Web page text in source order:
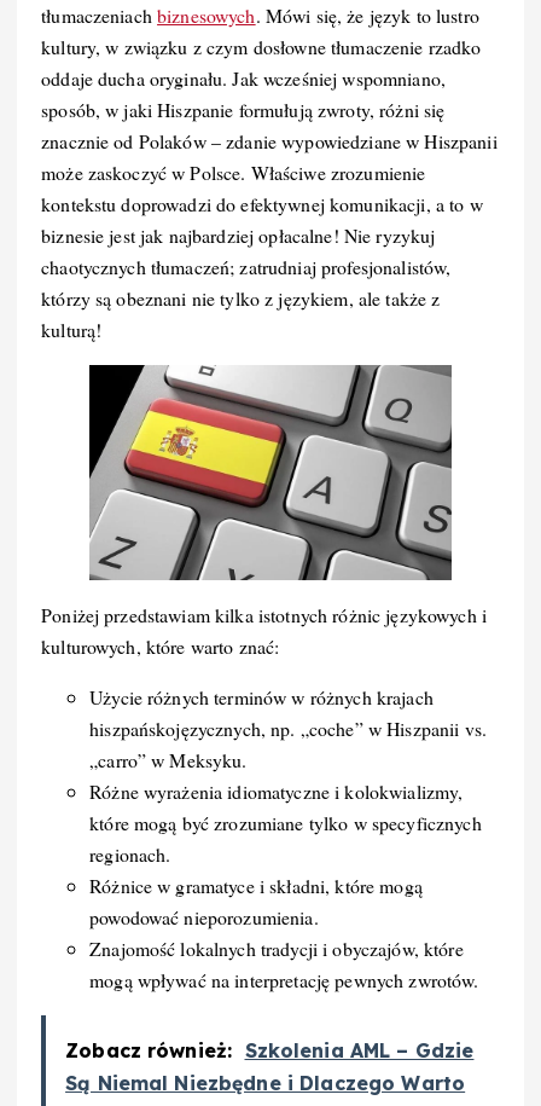
tłumaczeniachbiznesowych. Mówi się, że język to lustro
kultury, w związku z czym dosłowne tłumaczenie rzadko
oddaje ducha oryginału. Jak wcześniej wspomniano,
sposób, w jaki Hiszpanie formułują zwroty, różni się
znacznie od Polaków – zdanie wypowiedziane w Hiszpanii
może zaskoczyć w Polsce. Właściwe zrozumienie
kontekstu doprowadzi do efektywnej komunikacji, a to w
biznesie jest jak najbardziej opłacalne! Nie ryzykuj
chaotycznych tłumaczeń; zatrudniaj profesjonalistów,
którzy są obeznani nie tylko z językiem, ale także z
kulturą!
Poniżej przedstawiam kilka istotnych różnic językowych i
kulturowych, które warto znać:
Użycie różnych terminów w różnych krajach
hiszpańskojęzycznych, np. „coche” w Hiszpanii vs.
„carro” w Meksyku.
Różne wyrażenia idiomatyczne i kolokwializmy,
które mogą być zrozumiane tylko w specyficznych
regionach.
Różnice w gramatyce i składni, które mogą
powodować nieporozumienia.
Znajomość lokalnych tradycji i obyczajów, które
mogą wpływać na interpretację pewnych zwrotów.
Zobacz również: Szkolenia AML – Gdzie
Są Niemal Niezbędne i Dlaczego Warto